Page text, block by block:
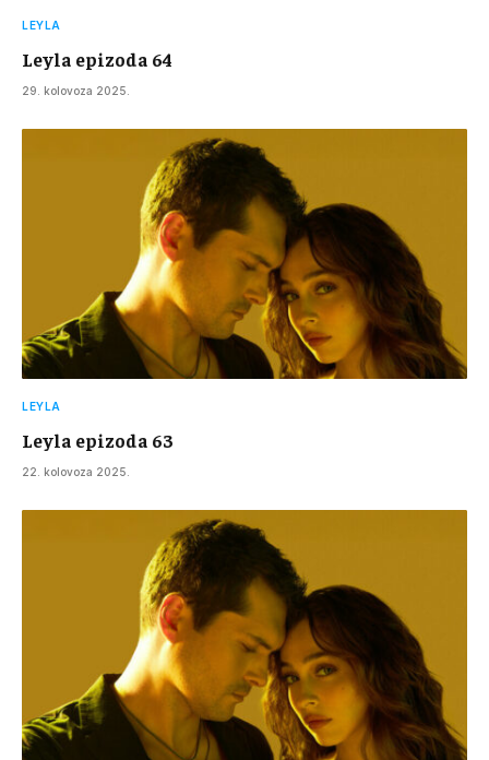
LEYLA
Leyla epizoda 64
29. kolovoza 2025.
LEYLA
Leyla epizoda 63
22. kolovoza 2025.